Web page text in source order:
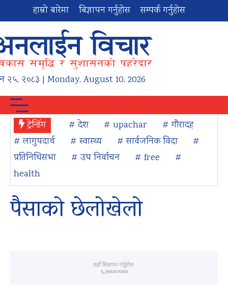
हाम्रो बारेमा बिज्ञापन गर्नुहोस सम्पर्क गर्नुहोस
२५, २०८३ | Monday, August 10, 2026
ट्रेन्डिंग # देश # upachar
# गौरादह
# लागुपदार्थ
# स्वास्थ्य # सार्वजनिक विदा
#
प्रतिनिधिसभा
# उप निर्वाचन # free
#
health
पैसाको छेलोखेलो